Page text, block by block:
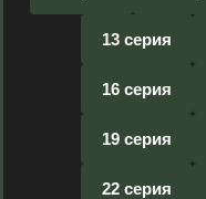
13 серия
16 серия
19 серия
22 серия